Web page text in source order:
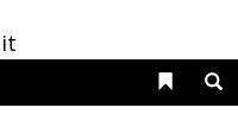
Liens